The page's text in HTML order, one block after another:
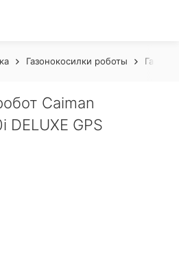
Газонокосилки роботы
Caiman
DELUXE GPS